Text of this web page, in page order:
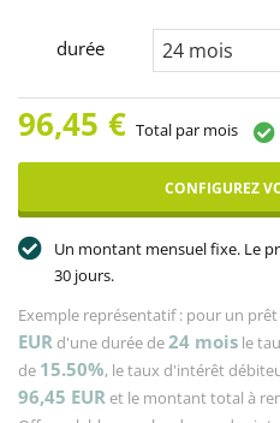
durée
96,45 € Total par mois
CONFIGUREZ
Un montant mensuel fixe. Le
30 jours.
Exemple représentatif : pour un
EURd'une durée de24 mois le
de 15.50%, le taux d'intérêt
96,45 EURet le montant total à